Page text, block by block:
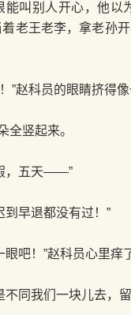
能叫别人开心，他
老王老李，拿老孙
赵科员的眼睛挤得像
竖起来。
五天——”
早退都没有过！”
！”赵科员心里痒了
我们一块儿去，留